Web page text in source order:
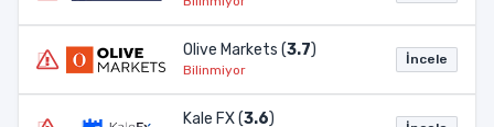
Olive Markets (3.7)
Bilinmiyor
İncele
Kale FX (3.6)